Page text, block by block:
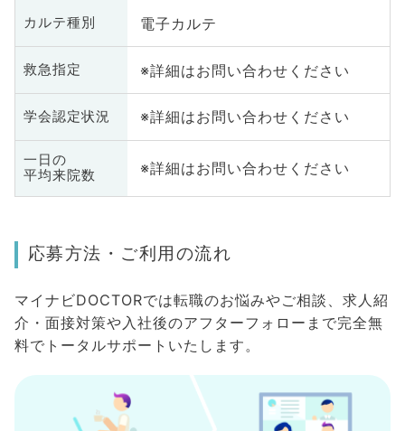
カルテ種別 電子カルテ
救急指定 ※詳細はお問い合わせください
学会認定状況 ※詳細はお問い合わせください
一日の
平均来院数
※詳細はお問い合わせください
応募方法・ご利用の流れ
マイナビDOCTORでは転職のお悩みやご相談、求人紹
介・面接対策や入社後のアフターフォローまで完全無
料でトータルサポートいたします。